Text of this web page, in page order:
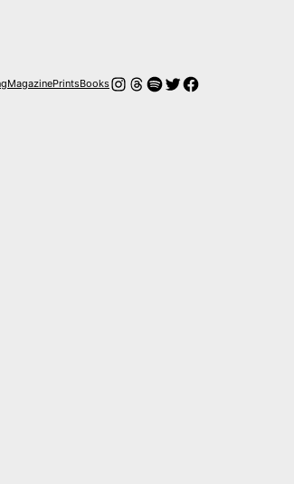
MagazinePrintsBooksInstagram
Hilos
Spotify
Twitter
Facebook